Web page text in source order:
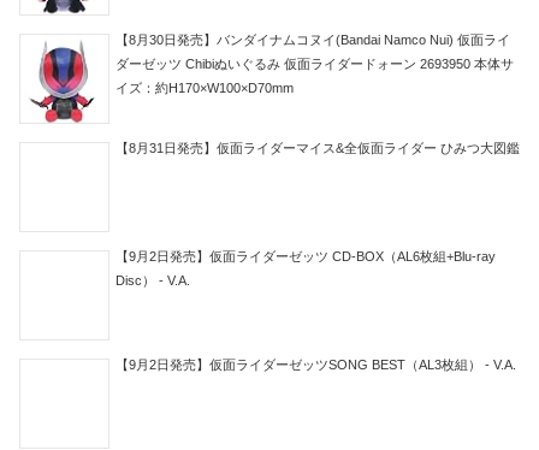
【8月30日発売】バンダイナムコヌイ(Bandai Namco Nui) 仮面ライ
ダーゼッツ Chibiぬいぐるみ 仮面ライダードォーン 2693950 本体サ
イズ：約H170×W100×D70mm
【8月31日発売】仮面ライダーマイス&全仮面ライダー ひみつ大図鑑
【9月2日発売】仮面ライダーゼッツ CD-BOX（AL6枚組+Blu-ray
Disc） - V.A.
【9月2日発売】仮面ライダーゼッツSONG BEST（AL3枚組） - V.A.